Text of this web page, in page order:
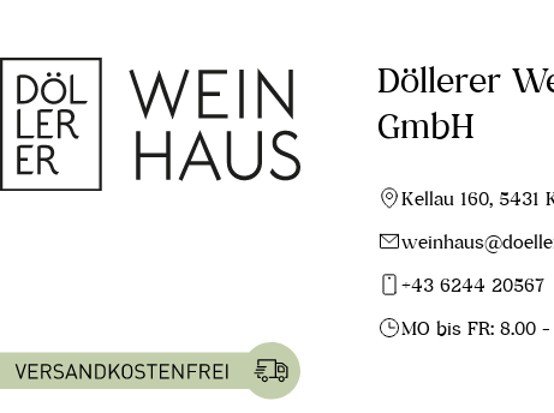
Döllerer
GmbH
Kellau 160, 5431
+43 6244 20567
MO bis FR: 8.00